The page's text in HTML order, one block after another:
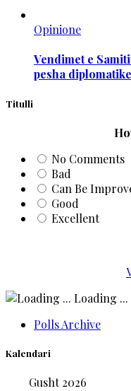
Opinione
Vendimet e
pesha
Titulli
No Comments
Bad
Can Be
Good
Excellent
Loading ...
Polls Archive
Kalendari
Gusht 2026